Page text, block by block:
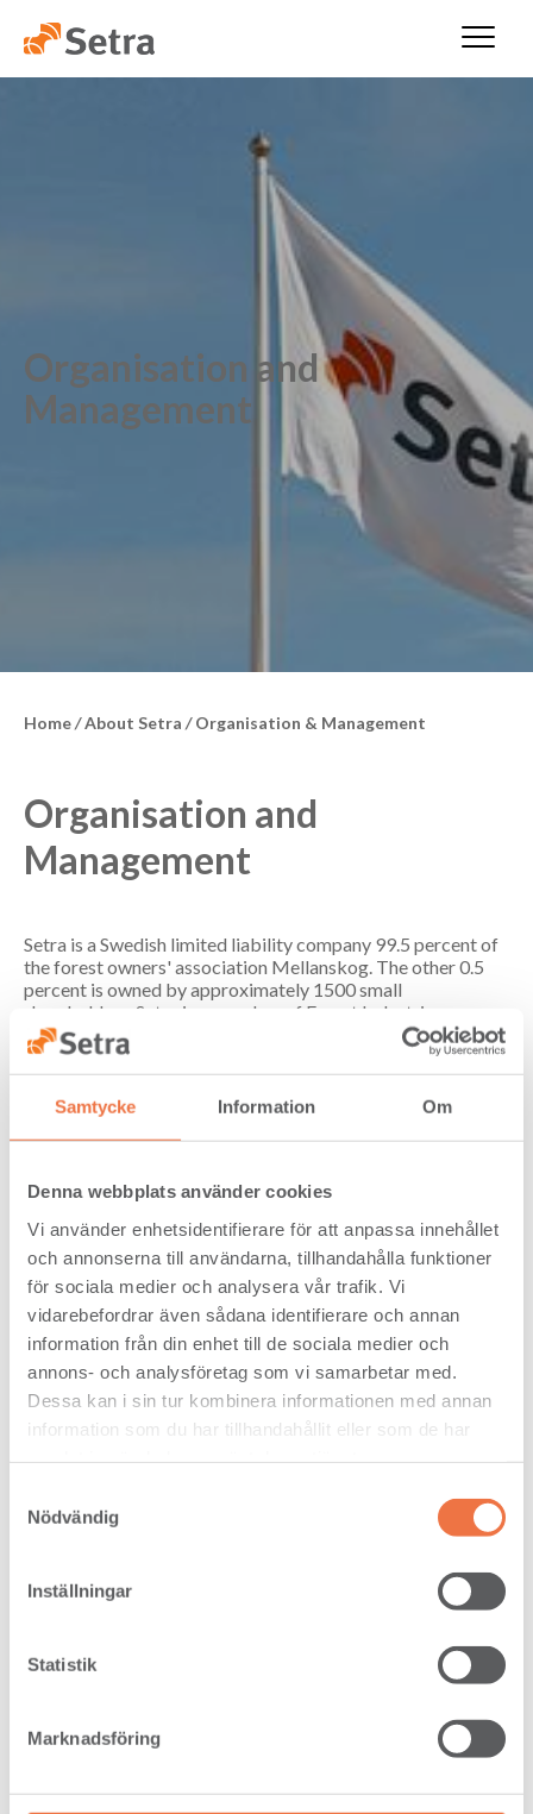
Samtycke Information Om
Denna webbplats använder cookies
Vi använder enhetsidentifierare för att anpassa innehållet
och annonserna till användarna, tillhandahålla funktioner
för sociala medier och analysera vår trafik. Vi
vidarebefordrar även sådana identifierare och annan
information från din enhet till de sociala medier och
annons- och analysföretag som vi samarbetar med.
Dessa kan i sin tur kombinera informationen med annan
information som du har tillhandahållit eller som de har
Nödvändig
Inställningar
Statistik
Marknadsföring
Organisation and
Management
Home/About Setra / Organisation & Management
Organisation and
Management
Setra is a Swedish limited liability company 99.5 percent of
the forest owners' association Mellanskog. The other 0.5
percent is owned by approximately 1500 small
shareholders. Setra is a member of Forest Industries.
Executive management >